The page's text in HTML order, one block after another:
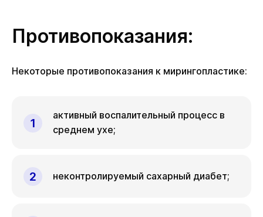
Противопоказания:
Некоторые противопоказания к мирингопластике:
активный воспалительный процесс в
среднем ухе;
неконтролируемый сахарный диабет;